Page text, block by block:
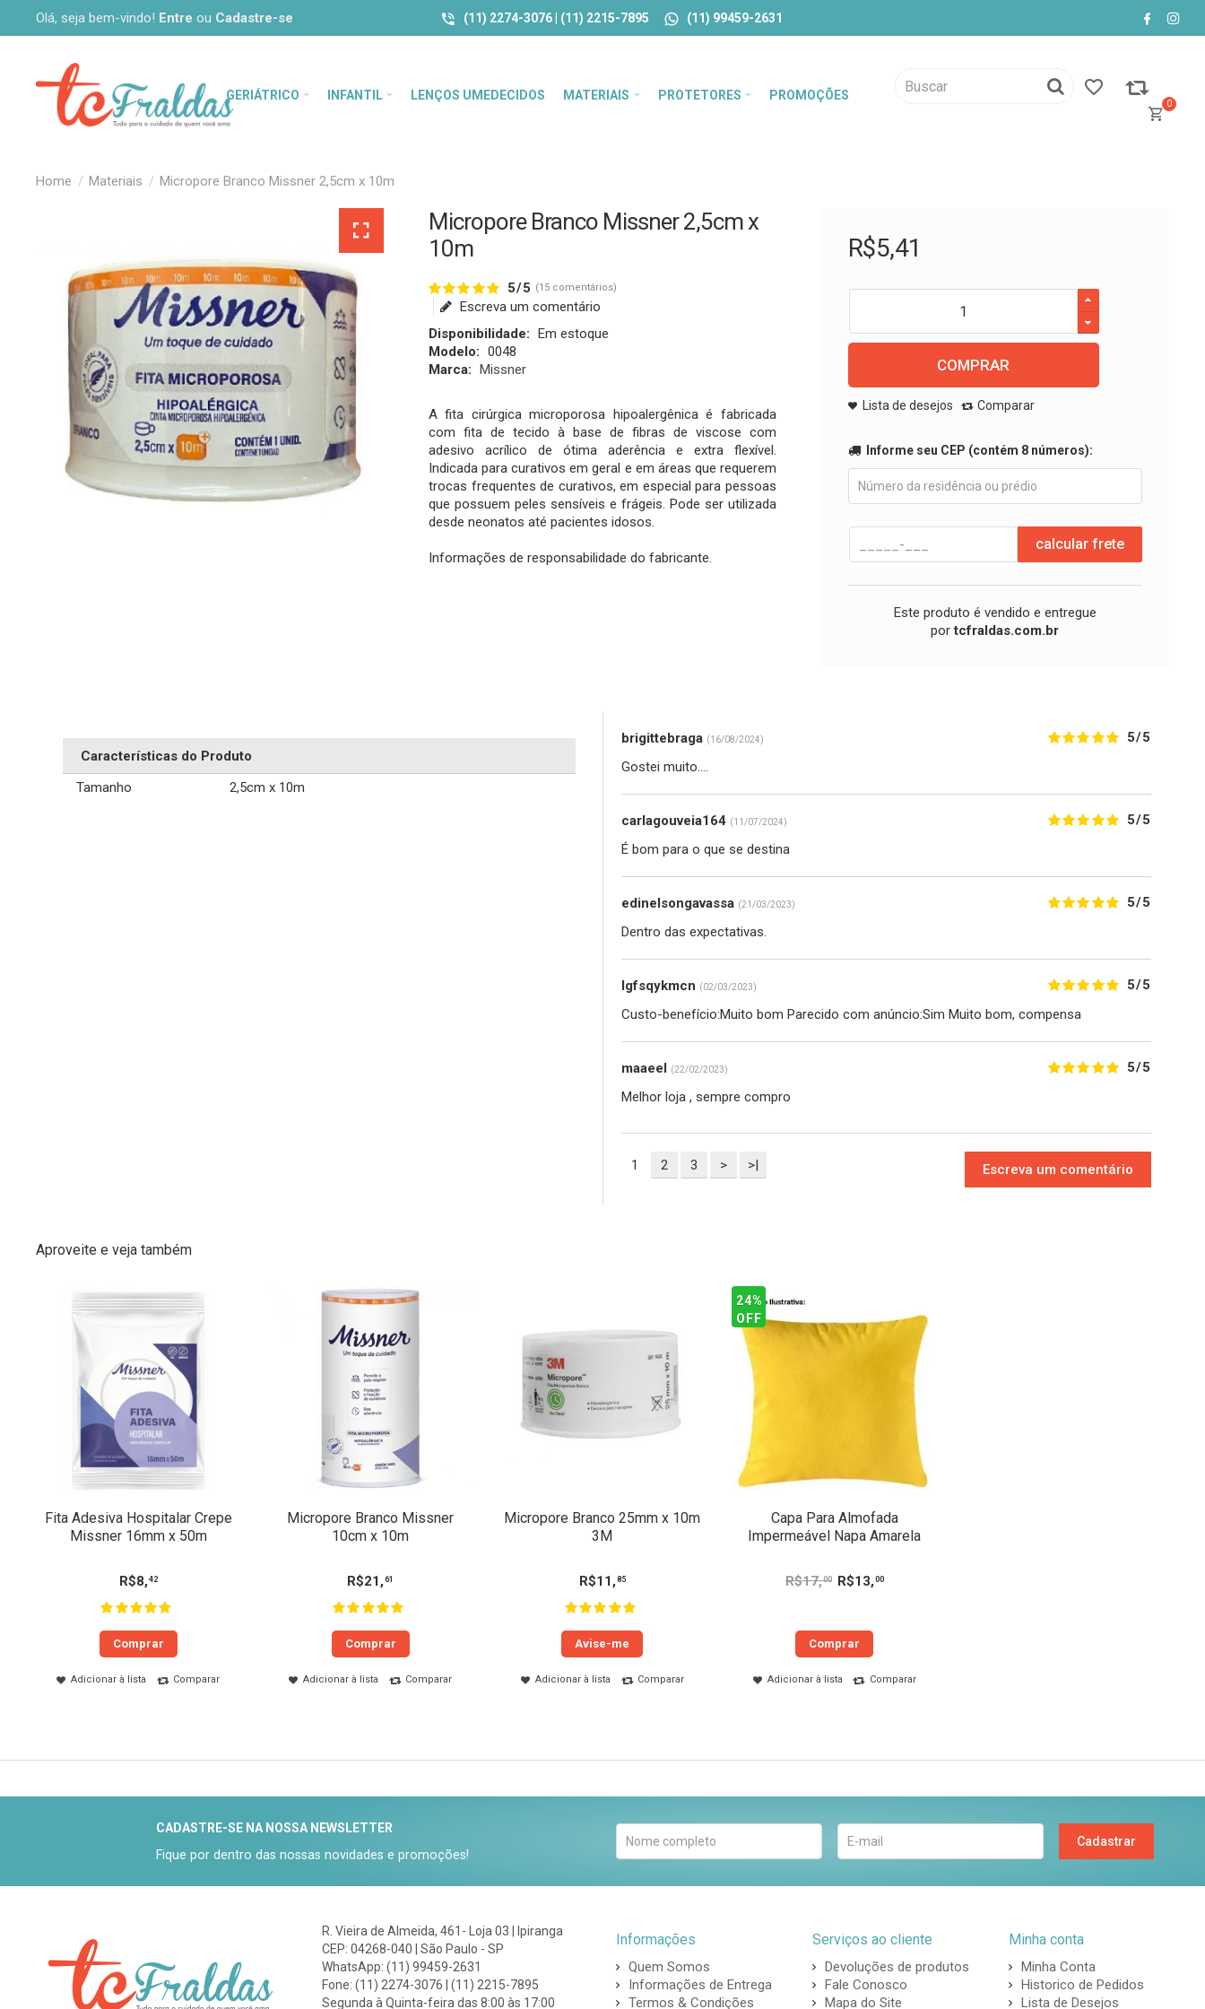
Olá, seja bem-vindo! Entre ou Cadastre-se (11) 2274-3076 | (11) 2215-7895 (11) 99459-2631
GERIÁTRICO INFANTIL LENÇOS UMEDECIDOS MATERIAIS PROTETORES PROMOÇÕES
0
Materiais Micropore Branco Missner 2,5cm x 10m
Micropore Branco Missner 2,5cm x
10m
5/5 (15 comentários)
Escreva um comentário
Disponibilidade: Em estoque
Modelo: 0048
Marca: Missner
A fita cirúrgica microporosa hipoalergênica é fabricada
com fita de tecido à base de fibras de viscose com
adesivo acrílico de ótima aderência e extra flexível.
Indicada para curativos em geral e em áreas que requerem
trocas frequentes de curativos, em especial para pessoas
que possuem peles sensíveis e frágeis. Pode ser utilizada
desde neonatos até pacientes idosos.
Informações de responsabilidade do fabricante.
R$5,41
COMPRAR
Lista de desejos Comparar
Informe seu CEP (contém 8 números):
calcular frete
Este produto é vendido e entregue
portcfraldas.com.br
Características do Produto
Tamanho
2,5cm x 10m
brigittebraga (16/08/2024)
5/5
Gostei muito....
carlagouveia164 (11/07/2024)
5/5
É bom para o que se destina
edinelsongavassa (21/03/2023)
5/5
Dentro das expectativas.
lgfsqykmcn (02/03/2023)
5/5
Custo-benefício:Muito bom Parecido com anúncio:Sim Muito bom, compensa
maaeel (22/02/2023)
5/5
Melhor loja , sempre compro
1 2 3 > >| Escreva um comentário
Aproveite e veja também
Fita Adesiva Hospitalar Crepe
Missner 16mm x 50m
R$8, 42
Comprar
Adicionar à lista Comparar
Micropore Branco Missner
10cm x 10m
R$21 , 61
Comprar
Adicionar à lista Comparar
Micropore Branco 25mm x 10m
3M
R$11 , 85
Avise-me
Adicionar à lista Comparar
Capa Para Almofada
Impermeável Napa Amarela
R$17,00 R$13, 00
Comprar
Adicionar à lista Comparar
24%
OFF
CADASTRE-SE NA NOSSA NEWSLETTER
Fique por dentro das nossas novidades e promoções!
Cadastrar
R. Vieira de Almeida, 461- Loja 03 | Ipiranga
CEP: 04268-040 | São Paulo - SP
WhatsApp: (11) 99459-2631
Fone: (11) 2274-3076 | (11) 2215-7895
Segunda à Quinta-feira das 8:00 às 17:00
Informações
Quem Somos
Informações de Entrega
Termos & Condições
Serviços ao cliente
Devoluções de produtos
Fale Conosco
Mapa do Site
Minha conta
Minha Conta
Historico de Pedidos
Lista de Desejos